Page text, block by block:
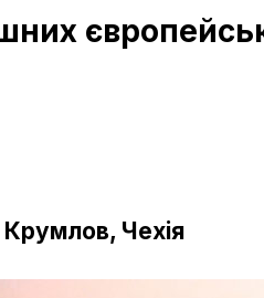
Крумлов, Чехія